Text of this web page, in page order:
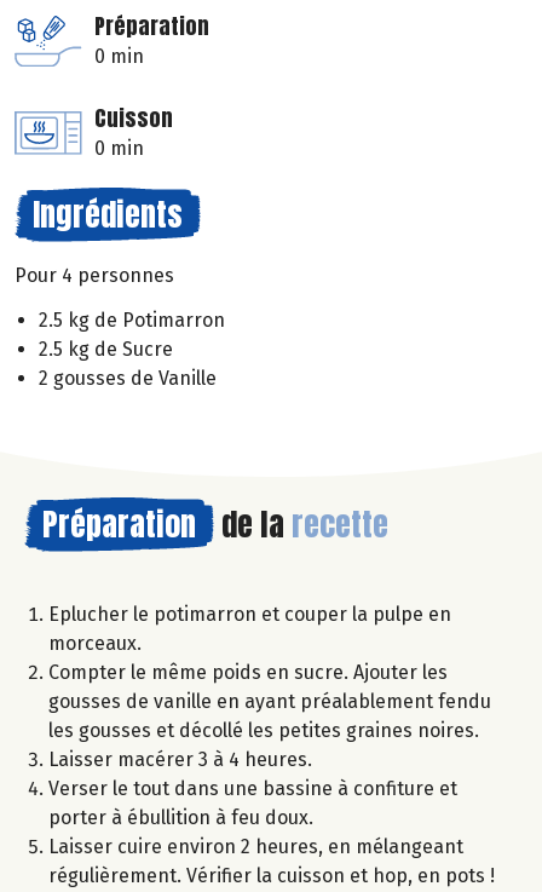
Préparation
0 min
Cuisson
0 min
Ingrédients
Pour 4 personnes
2.5 kg de Potimarron
2.5 kg de Sucre
2 gousses de Vanille
Préparation de la recette
Eplucher le potimarron et couper la pulpe en
morceaux.
Compter le même poids en sucre. Ajouter les
gousses de vanille en ayant préalablement fendu
les gousses et décollé les petites graines noires.
Laisser macérer 3 à 4 heures.
Verser le tout dans une bassine à confiture et
porter à ébullition à feu doux.
Laisser cuire environ 2 heures, en mélangeant
régulièrement. Vérifier la cuisson et hop, en pots !